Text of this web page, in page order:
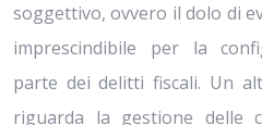
soggettivo, ovvero il dolo di
imprescindibile per la
parte dei delitti fiscali. Un
riguarda la gestione delle